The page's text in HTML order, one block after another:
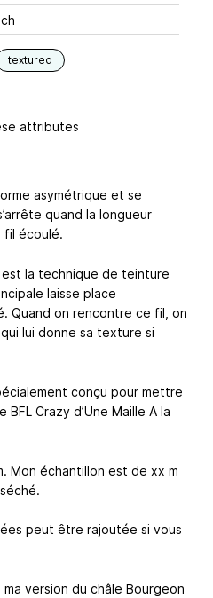
textured
attributes
asymétrique et se
quand la longueur
fil écoulé.
est la technique de teinture
laisse place
Quand on rencontre ce fil, on
lui donne sa texture si
conçu pour mettre
Crazy d’Une Maille A la
Mon échantillon est de xx m
peut être rajoutée si vous
version du châle Bourgeon